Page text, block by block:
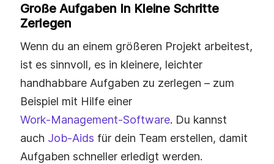
Große Aufgaben In Kleine Schritte
Zerlegen
Wenn du an einem größeren Projekt arbeitest,
ist es sinnvoll, es in kleinere, leichter
handhabbare Aufgaben zu zerlegen – zum
Beispiel mit Hilfe einer
Work‑Management‑Software. Du kannst
auch Job‑Aids für dein Team erstellen, damit
Aufgaben schneller erledigt werden.